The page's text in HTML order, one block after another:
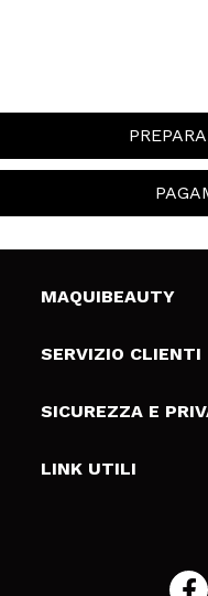
MAQUIBEAUTY
Chi siamo
Gift Cards
SERVIZIO CLIENTI
Spedizioni & Resi
Metodi di
SICUREZZA E
Termini e
LINK UTILI